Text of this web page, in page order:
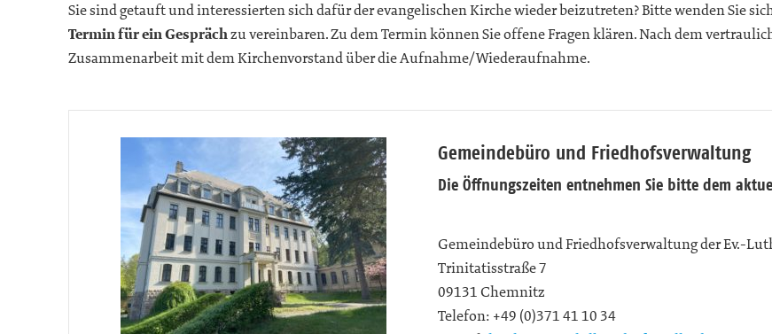
Sie sind getauft und interessierten sich dafür der evangelischen Kirche wieder beizutreten? Bitte wenden Sie
Termin für ein Gesprächzu vereinbaren. Zu dem Termin können Sie offene Fragen klären. Nach dem
Zusammenarbeit mit dem Kirchenvorstand über die Aufnahme/Wiederaufnahme.
Gemeindebüro und Friedhofsverwaltung
Die Öffnungszeiten entnehmen Sie bitte dem
Gemeindebüro und Friedhofsverwaltung der Ev.-
Trinitatisstraße 7
09131Chemnitz
Telefon: +49 (0)371 41 10 34